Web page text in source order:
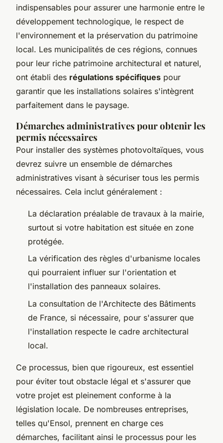
indispensables pour assurer une harmonie entre le
développement technologique, le respect de
l'environnement et la préservation du patrimoine
local. Les municipalités de ces régions, connues
pour leur riche patrimoine architectural et naturel,
ont établi des régulations spécifiques pour
garantir que les installations solaires s'intègrent
parfaitement dans le paysage.
Démarches administratives pour obtenir les
permis nécessaires
Pour installer des systèmes photovoltaïques, vous
devrez suivre un ensemble de démarches
administratives visant à sécuriser tous les permis
nécessaires. Cela inclut généralement :
La déclaration préalable de travaux à la mairie,
surtout si votre habitation est située en zone
protégée.
La vérification des règles d'urbanisme locales
qui pourraient influer sur l'orientation et
l'installation des panneaux solaires.
La consultation de l'Architecte des Bâtiments
de France, si nécessaire, pour s'assurer que
l'installation respecte le cadre architectural
local.
Ce processus, bien que rigoureux, est essentiel
pour éviter tout obstacle légal et s'assurer que
votre projet est pleinement conforme à la
législation locale. De nombreuses entreprises,
telles qu'Ensol, prennent en charge ces
démarches, facilitant ainsi le processus pour les